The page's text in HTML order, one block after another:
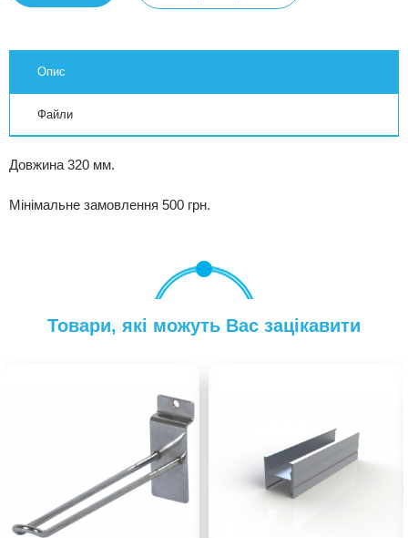
Опис
Файли
Довжина 320 мм.
Мінімальне замовлення 500 грн.
Товари, які можуть Вас зацікавити